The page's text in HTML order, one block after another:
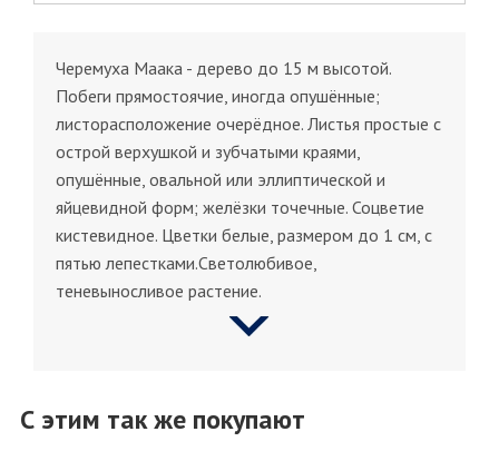
Черемуха Маака - дерево до 15 м высотой.
Побеги прямостоячие, иногда опушённые;
листорасположение очерёдное. Листья простые с
острой верхушкой и зубчатыми краями,
опушённые, овальной или эллиптической и
яйцевидной форм; желёзки точечные. Соцветие
кистевидное. Цветки белые, размером до 1 см, с
пятью лепестками.Светолюбивое,
теневыносливое растение.
С этим так же покупают